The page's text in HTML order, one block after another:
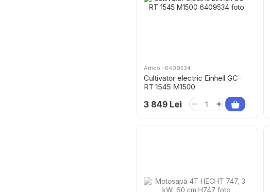
Articol: 6409534
Cultivator electric Einhell GC-
RT 1545 M1500
3 849 Lei